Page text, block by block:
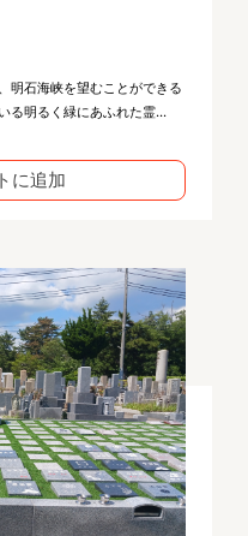
明石海峡を望むことができる
る明るく緑にあふれた霊...
に追加